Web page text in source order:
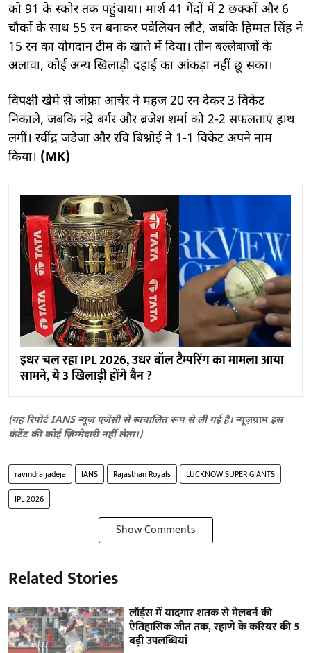
को 91 के स्कोर तक पहुंचाया। मार्श 41 गेंदों में 2 छक्कों और 6
चौकों के साथ 55 रन बनाकर पवेलियन लौटे, जबकि हिम्मत सिंह ने
15 रन का योगदान टीम के खाते में दिया। तीन बल्लेबाजों के
अलावा, कोई अन्य खिलाड़ी दहाई का आंकड़ा नहीं छू सका।
विपक्षी खेमे से जोफ्रा आर्चर ने महज 20 रन देकर 3 विकेट
निकाले, जबकि नंद्रे बर्गर और ब्रजेश शर्मा को 2-2 सफलताएं हाथ
लगीं। रवींद्र जडेजा और रवि बिश्नोई ने 1-1 विकेट अपने नाम
किया। (MK)
इधर चल रहा IPL 2026, उधर बॉल टैम्परिंग का मामला आया
सामने, ये 3 खिलाड़ी होंगे बैन ?
(यह रिपोर्ट IANS न्यूज़ एजेंसी से स्वचालित रूप से ली गई है।न्यूज़ग्राम इस
कंटेंट की कोई ज़िम्मेदारी नहीं लेता।)
ravindra jadeja IANS Rajasthan Royals
LUCKNOW SUPER GIANTS
IPL 2026
Show Comments
Related Stories
लॉर्ड्स में यादगार शतक से मेलबर्न की
ऐतिहासिक जीत तक, रहाणे के करियर की 5
बड़ी उपलब्धियां